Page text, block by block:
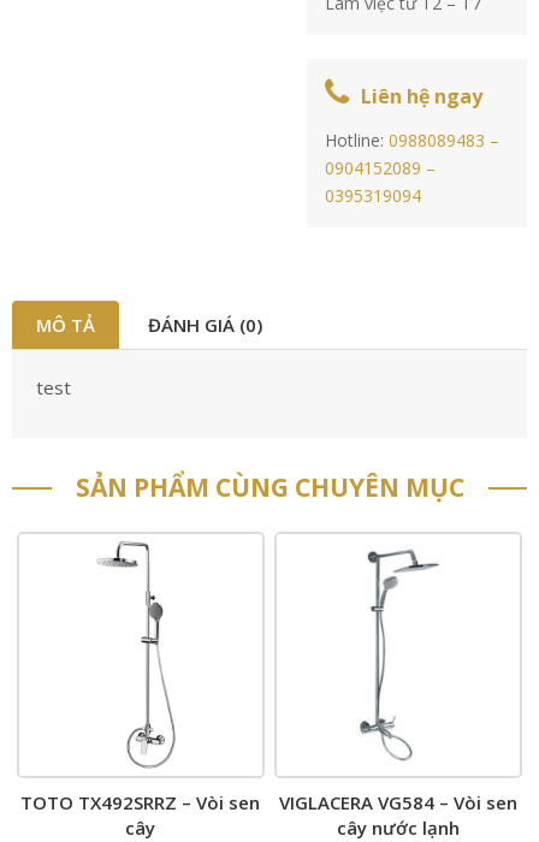
Liên hệ ngay
Hotline:0988089483 –
0904152089 –
0395319094
MÔ TẢ ĐÁNH GIÁ (0)
test
SẢN PHẨM CÙNG CHUYÊN MỤC
TOTO TX492SRRZ – Vòi sen
cây
VIGLACERA VG584 – Vòi sen
cây nước lạnh